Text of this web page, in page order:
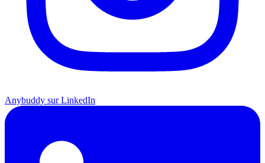
Anybuddy sur LinkedIn